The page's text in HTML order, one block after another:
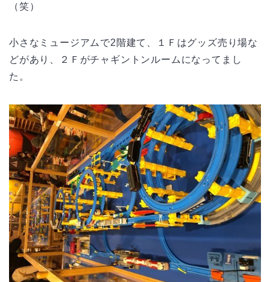
（笑）
小さなミュージアムで2階建て、１Ｆはグッズ売り場な
どがあり、２Ｆがチャギントンルームになってまし
た。